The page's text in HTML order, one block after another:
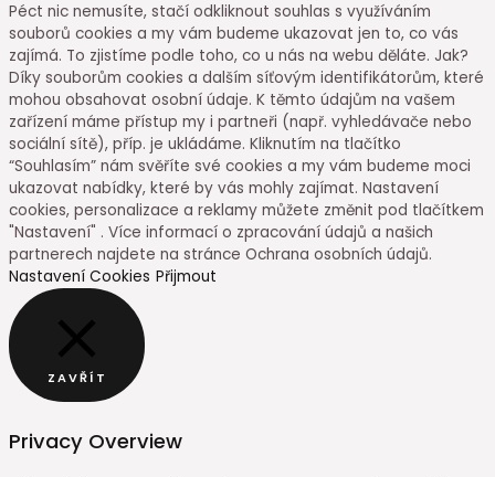
Péct nic nemusíte, stačí odkliknout souhlas s využíváním
souborů cookies a my vám budeme ukazovat jen to, co vás
zajímá. To zjistíme podle toho, co u nás na webu děláte. Jak?
Díky souborům cookies a dalším síťovým identifikátorům, které
mohou obsahovat osobní údaje. K těmto údajům na vašem
zařízení máme přístup my i partneři (např. vyhledávače nebo
sociální sítě), příp. je ukládáme. Kliknutím na tlačítko
“Souhlasím” nám svěříte své cookies a my vám budeme moci
ukazovat nabídky, které by vás mohly zajímat. Nastavení
cookies, personalizace a reklamy můžete změnit pod tlačítkem
"Nastavení" . Více informací o zpracování údajů a našich
partnerech najdete na stránce Ochrana osobních údajů.
Nastavení Cookies Přijmout
ZAVŘÍT
Privacy Overview